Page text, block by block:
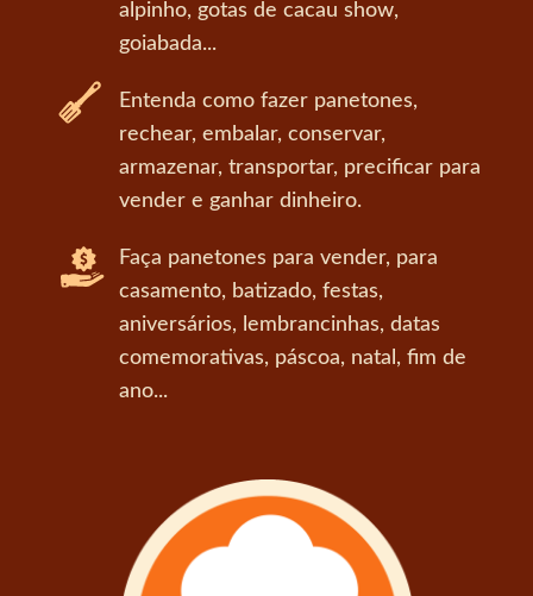
alpinho, gotas de cacau show,
goiabada...
Entenda como fazer panetones,
rechear, embalar, conservar,
armazenar, transportar, precificar para
vender e ganhar dinheiro.
Faça panetones para vender, para
casamento, batizado, festas,
aniversários, lembrancinhas, datas
comemorativas, páscoa, natal, fim de
ano...